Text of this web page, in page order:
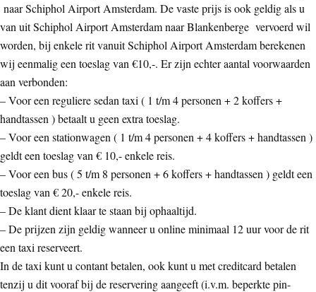
naar Schiphol Airport Amsterdam. De vaste prijs is ook geldig als u
van uit Schiphol Airport Amsterdam naar Blankenberge vervoerd wil
worden, bij enkele rit vanuit Schiphol Airport Amsterdam berekenen
wij eenmalig een toeslag van €10,-. Er zijn echter aantal voorwaarden
aan verbonden:
– Voor een reguliere sedan taxi ( 1 t/m 4 personen + 2 koffers +
handtassen ) betaalt u geen extra toeslag.
– Voor een stationwagen ( 1 t/m 4 personen + 4 koffers + handtassen )
geldt een toeslag van € 10,- enkele reis.
– Voor een bus ( 5 t/m 8 personen + 6 koffers + handtassen ) geldt een
toeslag van € 20,- enkele reis.
– De klant dient klaar te staan bij ophaaltijd.
– De prijzen zijn geldig wanneer u online minimaal 12 uur voor de rit
een taxi reserveert.
In de taxi kunt u contant betalen, ook kunt u met creditcard betalen
tenzij u dit vooraf bij de reservering aangeeft (i.v.m. beperkte pin-